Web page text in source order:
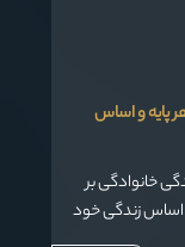
پایه و اساس
خانوادگی بر
زندگی خود